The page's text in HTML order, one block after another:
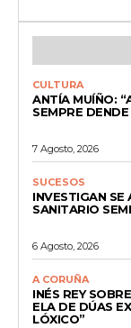
CULTURA
ANTÍA MUÍÑO:
SEMPRE
7 Agosto, 2026
SUCESOS
INVESTIGAN SE
SANITARIO
6 Agosto, 2026
A CORUÑA
INÉS REY
ELA DE DÚAS
LÓXICO”